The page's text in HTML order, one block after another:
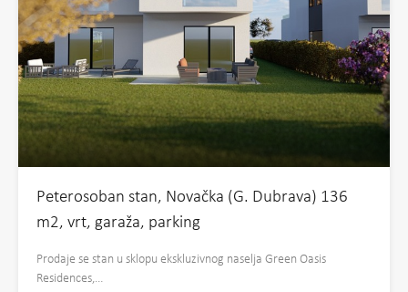
Peterosoban stan, Novačka (G. Dubrava) 136
m2, vrt, garaža, parking
Prodaje se stan u sklopu ekskluzivnog naselja Green Oasis
Residences,…